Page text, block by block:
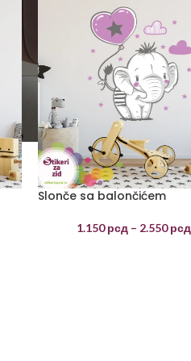
Slonče sa balončićem
1.150рсд – 2.550рсд